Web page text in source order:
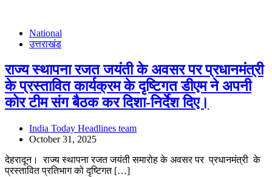
National
उत्तराखंड
राज्य स्थापना रजत जयंती के अवसर पर प्रधानमंत्री
के प्रस्तावित कार्यक्रम के दृष्टिगत डीएम ने अपनी
कोर टीम संग बैठक कर दिशा-निर्देश दिए।
India Today Headlines team
October 31, 2025
देहरादून। राज्य स्थापना रजत जयंती समारोह के अवसर पर प्रधानमंत्री के
प्रस्तावित प्रतिभाग को दृष्टिगत […]